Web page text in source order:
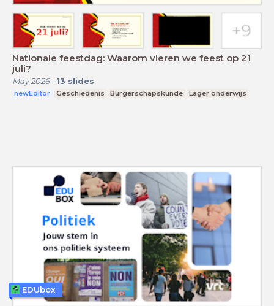
Nationale feestdag: Waarom vieren we feest op 21
juli?
May 2026- 13 slides
newEditor Geschiedenis Burgerschapskunde Lager onderwijs
EDUbox